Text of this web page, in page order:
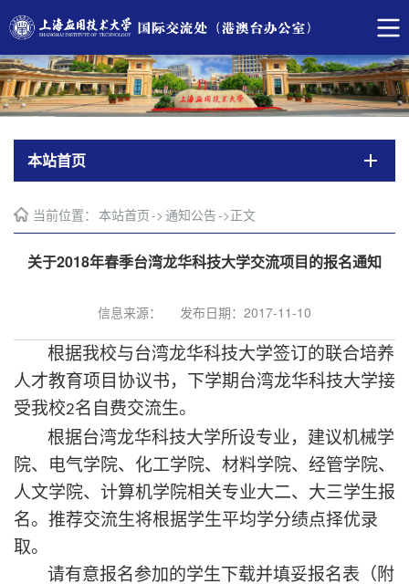
本站首页
当前位置： 本站首页->通知公告->正文
关于2018年春季台湾龙华科技大学交流项目的报名通知
信息来源： 发布日期：2017-11-10
根据我校与台湾龙华科技大学签订的联合培养
人才教育项目协议书，下学期台湾龙华科技大学接
受我校2名自费交流生。
根据台湾龙华科技大学所设专业，建议机械学
院、电气学院、化工学院、材料学院、经管学院、
人文学院、计算机学院相关专业大二、大三学生报
名。推荐交流生将根据学生平均学分绩点择优录
取。
请有意报名参加的学生下载并填妥报名表（附